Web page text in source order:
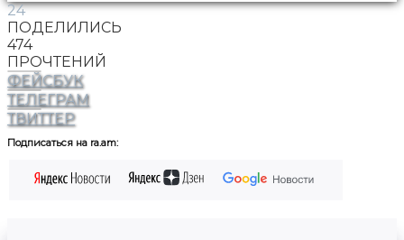
24
ПОДЕЛИЛИСЬ
474
ПРОЧТЕНИЙ
ФЕЙСБУК
ТЕЛЕГРАМ
ТВИТТЕР
Подписаться на ra.am: